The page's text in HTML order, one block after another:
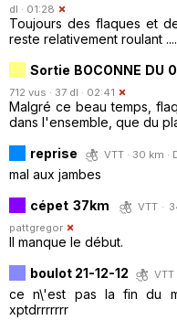
dl · 01:28
Toujours des flaques et
reste relativement roulant ....
Sortie BOCONNE DU
712 vus · 37 dl · 02:41
Malgré ce beau temps,
dans l'ensemble, que du
reprise
VTT · 30 km ·
mal aux jambes
cépet 37km
VTT ·
pattgregor
Il manque le début.
boulot 21-12-12
VTT
ce n\'est pas la fin du
xptdrrrrrrr